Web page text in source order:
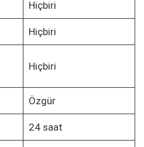
Hiçbiri
Hiçbiri
Hiçbiri
Özgür
24 saat